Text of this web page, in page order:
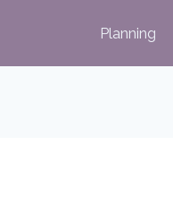
Planning